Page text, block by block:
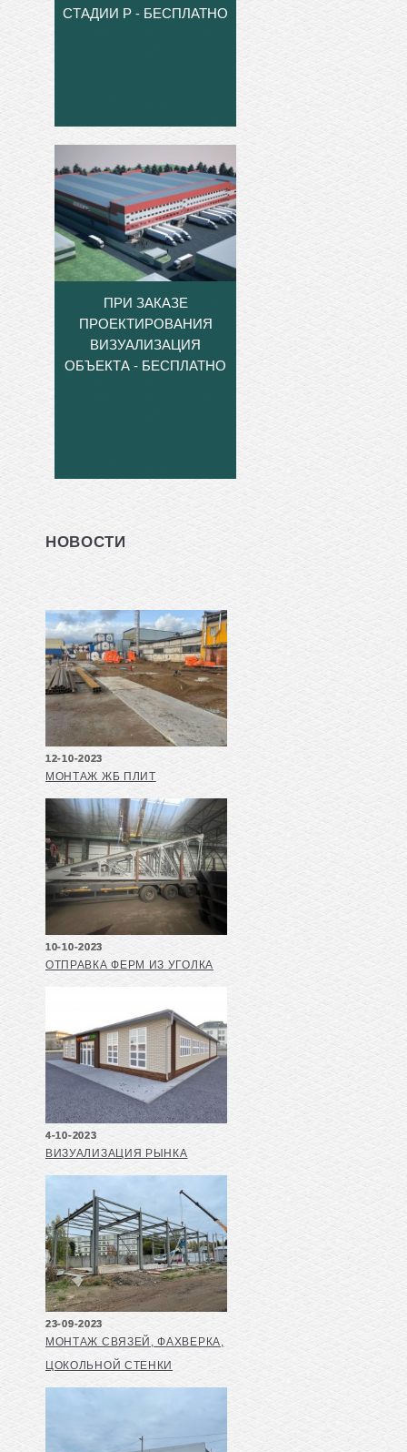
СТАДИИ Р - БЕСПЛАТНО
ПРИ ЗАКАЗЕ
ПРОЕКТИРОВАНИЯ
ВИЗУАЛИЗАЦИЯ
ОБЪЕКТА - БЕСПЛАТНО
НОВОСТИ
12-10-2023
МОНТАЖ ЖБ ПЛИТ
10-10-2023
ОТПРАВКА ФЕРМ ИЗ УГОЛКА
4-10-2023
ВИЗУАЛИЗАЦИЯ РЫНКА
23-09-2023
МОНТАЖ СВЯЗЕЙ, ФАХВЕРКА,
ЦОКОЛЬНОЙ СТЕНКИ